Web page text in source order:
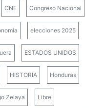
CNE Congreso Nacional
elecciones 2025
ESTADOS UNIDOS
HISTORIA Honduras
Zelaya Libre